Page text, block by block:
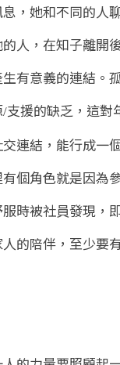
，她和不同的人
人，在知子離開
有意義的連結。
/支援的缺乏，這對
連結，能行成一
個角色就是因為
時被社員發現，
的陪伴，至少要